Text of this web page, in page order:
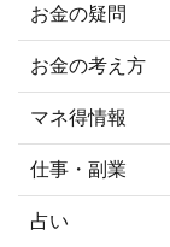
お金の疑問
お金の考え方
マネ得情報
仕事・副業
占い